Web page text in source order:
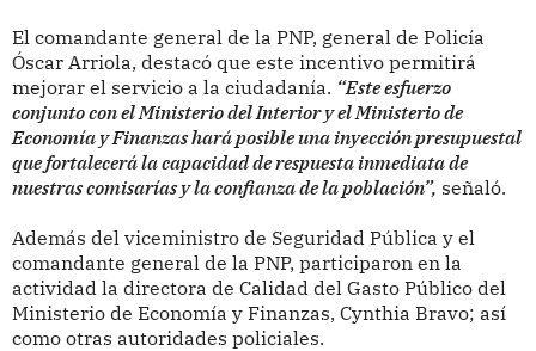
El comandante general de la PNP, general de Policía
Óscar Arriola, destacó que este incentivo permitirá
mejorar el servicio a la ciudadanía. “Este esfuerzo
conjunto con el Ministerio del Interior y el Ministerio de
Economía y Finanzas hará posible una inyección presupuestal
que fortalecerá la capacidad de respuesta inmediata de
nuestras comisarías y la confianza de la población”, señaló.
Además del viceministro de Seguridad Pública y el
comandante general de la PNP, participaron en la
actividad la directora de Calidad del Gasto Público del
Ministerio de Economía y Finanzas, Cynthia Bravo; así
como otras autoridades policiales.